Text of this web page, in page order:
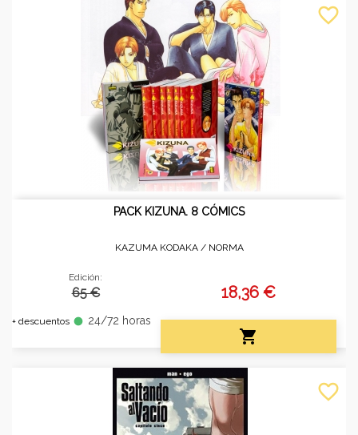
PACK KIZUNA. 8 CÓMICS
KAZUMA KODAKA / NORMA
Edición:
65 €
+ descuentos fiber_manual_record 24/72 horas
18,36 €

favorite_border
favorite_border